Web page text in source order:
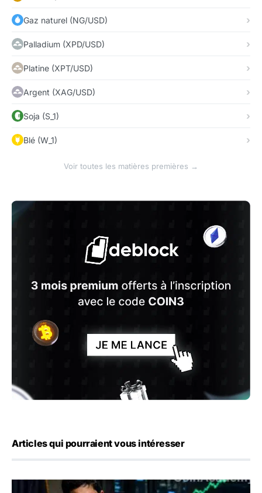
Gaz naturel (NG/USD)
Palladium (XPD/USD)
Platine (XPT/USD)
Argent (XAG/USD)
Soja (S_1)
Blé (W_1)
Voir toutes les matières premières →
Articles qui pourraient vous intéresser
Emploi américain : 23 000 postes détruits en juillet, les